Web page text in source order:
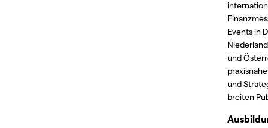
Events in
und
und
breiten